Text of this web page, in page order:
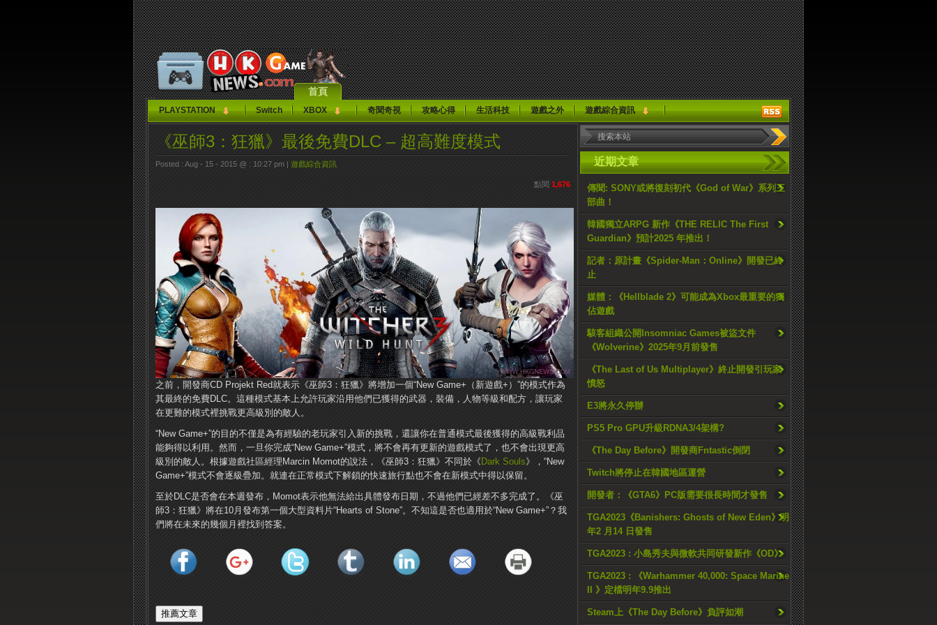
首頁
PLAYSTATION Switch XBOX 奇聞奇視 攻略心得 生活科技 遊戲之外 遊戲綜合資訊
近期文章
傳聞: SONY或將復刻初代《God of War》系列三
部曲！
韓國獨立ARPG 新作《THE RELIC The First
Guardian》預計2025 年推出！
記者：原計畫《Spider-Man：Online》開發已終
止
媒體：《Hellblade 2》可能成為Xbox最重要的獨
佔遊戲
駭客組織公開Insomniac Games被盜文件
《Wolverine》2025年9月前發售
《The Last of Us Multiplayer》終止開發引玩家
憤怒
E3將永久停辦
PS5 Pro GPU升級RDNA3/4架構?
《The Day Before》開發商Fntastic倒閉
Twitch將停止在韓國地區運營
開發者：《GTA6》PC版需要很長時間才發售
TGA2023《Banishers: Ghosts of New Eden》明
年2 月14 日發售
TGA2023 : 小島秀夫與微軟共同研發新作《OD》
TGA2023 : 《Warhammer 40,000: Space Marine
II 》定檔明年9.9推出
Steam上《The Day Before》負評如潮
《巫師3：狂獵》最後免費DLC – 超高難度模式
Posted : Aug - 15 - 2015 @ : 10:27 pm | 遊戲綜合資訊
點閱 1,676
之前，開發商CD Projekt Red就表示《巫師3：狂獵》將增加一個“New Game+（新遊戲+）”的模式作為
其最終的免費DLC。這種模式基本上允許玩家沿用他們已獲得的武器，裝備，人物等級和配方，讓玩家
在更難的模式裡挑戰更高級別的敵人。
“New Game+”的目的不僅是為有經驗的老玩家引入新的挑戰，還讓你在普通模式最後獲得的高級戰利品
能夠得以利用。然而，一旦你完成“New Game+”模式，將不會再有更新的遊戲模式了，也不會出現更高
級別的敵人。根據遊戲社區經理Marcin Momot的說法，《巫師3：狂獵》不同於《 Dark Souls》，“New
Game+”模式不會逐級疊加。就連在正常模式下解鎖的快速旅行點也不會在新模式中得以保留。
至於DLC是否會在本週發布，Momot表示他無法給出具體發布日期，不過他們已經差不多完成了。《巫
師3：狂獵》將在10月發布第一個大型資料片“Hearts of Stone”。不知這是否也適用於“New Game+”？我
們將在未來的幾個月裡找到答案。